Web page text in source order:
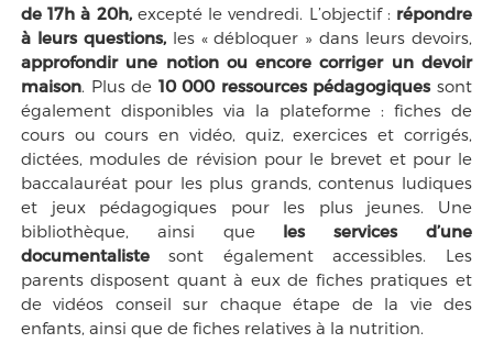
de 17h à 20h,excepté le vendredi. L’objectif : répondre
à leurs questions,les « débloquer » dans leurs devoirs,
approfondir une notion ou encore corriger un devoir
maison. Plus de 10 000 ressources pédagogiquessont
également disponibles via la plateforme : fiches de
cours ou cours en vidéo, quiz, exercices et corrigés,
dictées, modules de révision pour le brevet et pour le
baccalauréat pour les plus grands, contenus ludiques
et jeux pédagogiques pour les plus jeunes. Une
bibliothèque, ainsi que les services d’une
documentalistesont également accessibles. Les
parents disposent quant à eux de fiches pratiques et
de vidéos conseil sur chaque étape de la vie des
enfants, ainsi que de fiches relatives à la nutrition.